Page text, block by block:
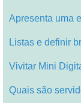
Apresenta uma
Listas e definir
Vivitar Mini
Quais são